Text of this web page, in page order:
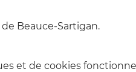
Beauce-Sartigan.
et de cookies